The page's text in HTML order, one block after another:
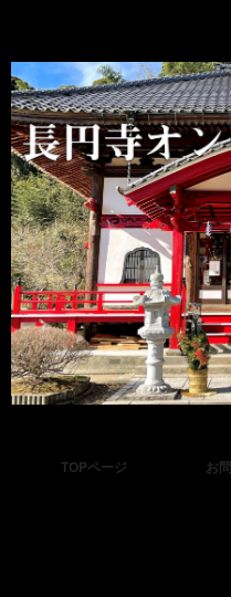
TOPページ お